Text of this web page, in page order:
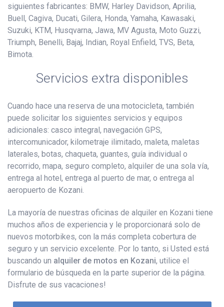
siguientes fabricantes: BMW, Harley Davidson, Aprilia,
Buell, Cagiva, Ducati, Gilera, Honda, Yamaha, Kawasaki,
Suzuki, KTM, Husqvarna, Jawa, MV Agusta, Moto Guzzi,
Triumph, Benelli, Bajaj, Indian, Royal Enfield, TVS, Beta,
Bimota.
Servicios extra disponibles
Cuando hace una reserva de una motocicleta, también
puede solicitar los siguientes servicios y equipos
adicionales: casco integral, navegación GPS,
intercomunicador, kilometraje ilimitado, maleta, maletas
laterales, botas, chaqueta, guantes, guía individual o
recorrido, mapa, seguro completo, alquiler de una sola vía,
entrega al hotel, entrega al puerto de mar, o entrega al
aeropuerto de Kozani.
La mayoría de nuestras oficinas de alquiler en Kozani tiene
muchos años de experiencia y le proporcionará solo de
nuevos motorbikes, con la más completa cobertura de
seguro y un servicio excelente. Por lo tanto, si Usted está
buscando un alquiler de motos en Kozani, utilice el
formulario de búsqueda en la parte superior de la página.
Disfrute de sus vacaciones!